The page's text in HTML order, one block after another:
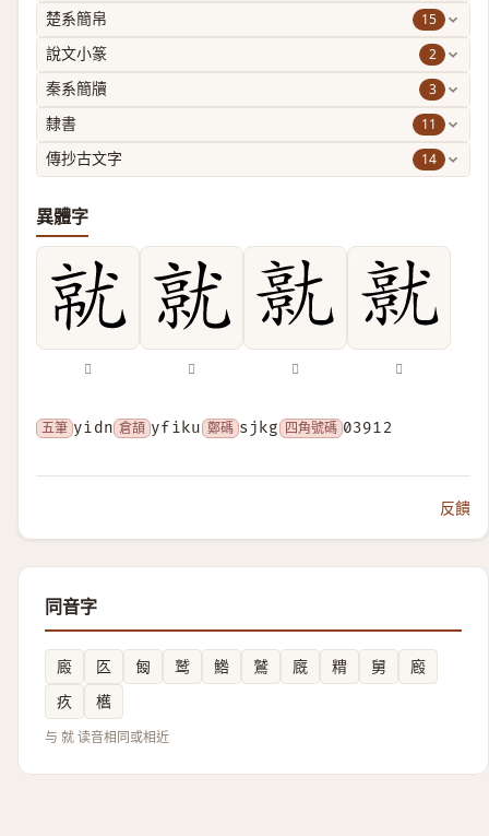
楚系簡帛 15
說文小篆 2
秦系簡牘 3
隸書 11
傳抄古文字 14
異體字
𡯶 𡰔 𡰗 𡰜
五筆 yidn 倉頡 yfiku 鄭碼 sjkg 四角號碼 03912
反饋
同音字
廄 匛 匓 鹫 鯦 鷲 廐 䊘 舅
廏
疚
欍
与 就 读音相同或相近